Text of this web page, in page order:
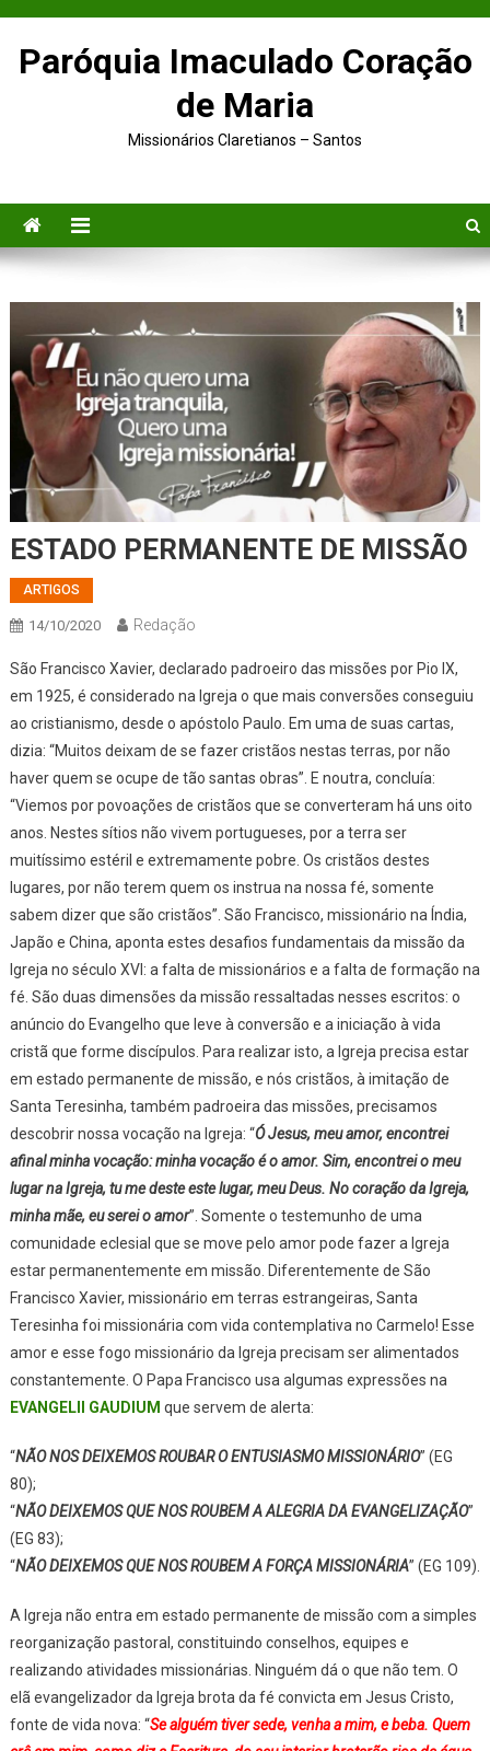
Paróquia Imaculado Coração
de Maria
Missionários Claretianos – Santos
ESTADO PERMANENTE DE MISSÃO
ARTIGOS
14/10/2020 Redação
São Francisco Xavier, declarado padroeiro das missões por Pio IX,
em 1925, é considerado na Igreja o que mais conversões conseguiu
ao cristianismo, desde o apóstolo Paulo. Em uma de suas cartas,
dizia: “Muitos deixam de se fazer cristãos nestas terras, por não
haver quem se ocupe de tão santas obras”. E noutra, concluía:
“Viemos por povoações de cristãos que se converteram há uns oito
anos. Nestes sítios não vivem portugueses, por a terra ser
muitíssimo estéril e extremamente pobre. Os cristãos destes
lugares, por não terem quem os instrua na nossa fé, somente
sabem dizer que são cristãos”. São Francisco, missionário na Índia,
Japão e China, aponta estes desafios fundamentais da missão da
Igreja no século XVI: a falta de missionários e a falta de formação na
fé. São duas dimensões da missão ressaltadas nesses escritos: o
anúncio do Evangelho que leve à conversão e a iniciação à vida
cristã que forme discípulos. Para realizar isto, a Igreja precisa estar
em estado permanente de missão, e nós cristãos, à imitação de
Santa Teresinha, também padroeira das missões, precisamos
descobrir nossa vocação na Igreja: “Ó Jesus, meu amor, encontrei
afinal minha vocação: minha vocação é o amor. Sim, encontrei o meu
lugar na Igreja, tu me deste este lugar, meu Deus. No coração da Igreja,
minha mãe, eu serei o amor”. Somente o testemunho de uma
comunidade eclesial que se move pelo amor pode fazer a Igreja
estar permanentemente em missão. Diferentemente de São
Francisco Xavier, missionário em terras estrangeiras, Santa
Teresinha foi missionária com vida contemplativa no Carmelo! Esse
amor e esse fogo missionário da Igreja precisam ser alimentados
constantemente. O Papa Francisco usa algumas expressões na
EVANGELII GAUDIUM que servem de alerta:
“NÃO NOS DEIXEMOS ROUBAR O ENTUSIASMO MISSIONÁRIO” (EG
80);
“NÃO DEIXEMOS QUE NOS ROUBEM A ALEGRIA DA EVANGELIZAÇÃO”
(EG 83);
“NÃO DEIXEMOS QUE NOS ROUBEM A FORÇA MISSIONÁRIA” (EG 109).
A Igreja não entra em estado permanente de missão com a simples
reorganização pastoral, constituindo conselhos, equipes e
realizando atividades missionárias. Ninguém dá o que não tem. O
elã evangelizador da Igreja brota da fé convicta em Jesus Cristo,
fonte de vida nova: “Se alguém tiver sede, venha a mim, e beba. Quem